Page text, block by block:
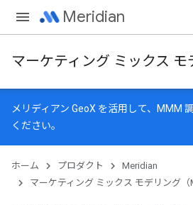
Meridian
マーケティング ミックス モ
メリディアン GeoX を活用して、MMM
ください。
ホーム プロダクト
Meridian
マーケティング ミックス モデリング（